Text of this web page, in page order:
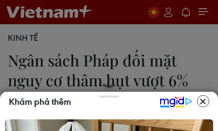
KINH TẾ
Ngân sách Pháp đối mặt
nguy cơ thâm hụt vượt 6%
GDP
Đào Dũng
Khám phá thêm